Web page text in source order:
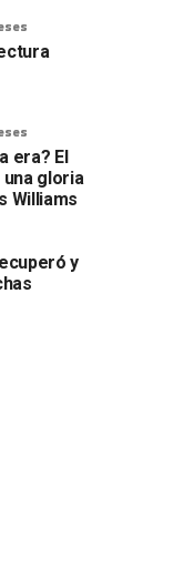
era? El
gloria
Williams
y